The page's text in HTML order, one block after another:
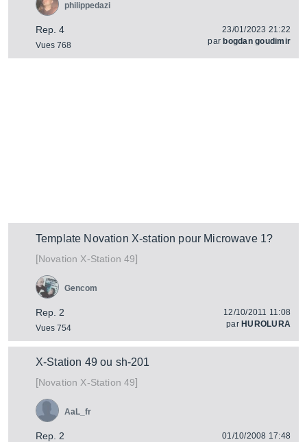
Rep. 4
Vues 768
philippedazi
23/01/2023 21:22
par bogdan goudimir
Template Novation X-station pour Microwave 1?
[Novation X-Station 49]
Rep. 2
Vues 754
Gencom
12/10/2011 11:08
par HUROLURA
X-Station 49 ou sh-201
[Novation X-Station 49]
Rep. 2
AaL_fr
01/10/2008 17:48